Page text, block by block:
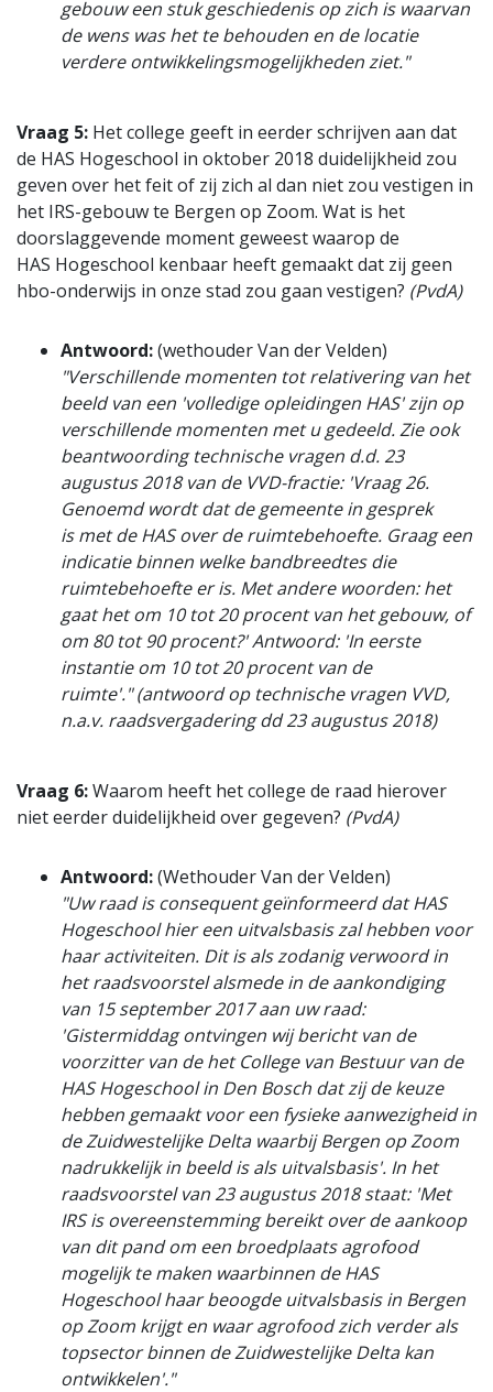
gebouw een stuk geschiedenis op zich is waarvan
de wens was het te behouden en de locatie
verdere ontwikkelingsmogelijkheden ziet."
Vraag 5: Het college geeft in eerder schrijven aan dat
de HAS Hogeschool in oktober 2018 duidelijkheid zou
geven over het feit of zij zich al dan niet zou vestigen in
het IRS-gebouw te Bergen op Zoom. Wat is het
doorslaggevende moment geweest waarop de
HAS Hogeschool kenbaar heeft gemaakt dat zij geen
hbo-onderwijs in onze stad zou gaan vestigen? (PvdA)
Antwoord:(wethouder Van der Velden)
"Verschillende momenten tot relativering van het
beeld van een 'volledige opleidingen HAS' zijn op
verschillende momenten met u gedeeld. Zie ook
beantwoording technische vragen d.d. 23
augustus 2018 van de VVD-fractie: 'Vraag 26.
Genoemd wordt dat de gemeente in gesprek
is met de HAS over de ruimtebehoefte. Graag een
indicatie binnen welke bandbreedtes die
ruimtebehoefte er is. Met andere woorden: het
gaat het om 10 tot 20 procent van het gebouw, of
om 80 tot 90 procent?' Antwoord: 'In eerste
instantie om 10 tot 20 procent van de
ruimte'." (antwoord op technische vragen VVD,
n.a.v. raadsvergadering dd 23 augustus 2018)
Vraag 6:Waarom heeft het college de raad hierover
niet eerder duidelijkheid over gegeven? (PvdA)
Antwoord:(Wethouder Van der Velden)
"Uw raad is consequent geïnformeerd dat HAS
Hogeschool hier een uitvalsbasis zal hebben voor
haar activiteiten. Dit is als zodanig verwoord in
het raadsvoorstel alsmede in de aankondiging
van 15 september 2017 aan uw raad:
'Gistermiddag ontvingen wij bericht van de
voorzitter van de het College van Bestuur van de
HAS Hogeschool in Den Bosch dat zij de keuze
hebben gemaakt voor een fysieke aanwezigheid in
de Zuidwestelijke Delta waarbij Bergen op Zoom
nadrukkelijk in beeld is als uitvalsbasis'. In het
raadsvoorstel van 23 augustus 2018 staat: 'Met
IRS is overeenstemming bereikt over de aankoop
van dit pand om een broedplaats agrofood
mogelijk te maken waarbinnen de HAS
Hogeschool haar beoogde uitvalsbasis in Bergen
op Zoom krijgt en waar agrofood zich verder als
topsector binnen de Zuidwestelijke Delta kan
ontwikkelen'."